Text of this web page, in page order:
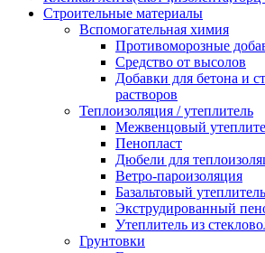
Строительные материалы
Вспомогательная химия
Противоморозные
Средство от высолов
Добавки для бетона и
растворов
Теплоизоляция / утеплитель
Межвенцовый
Пенопласт
Дюбели для
Ветро-пароизоляция
Базальтовый утеплитель
Экструдированный
Утеплитель из
Грунтовки